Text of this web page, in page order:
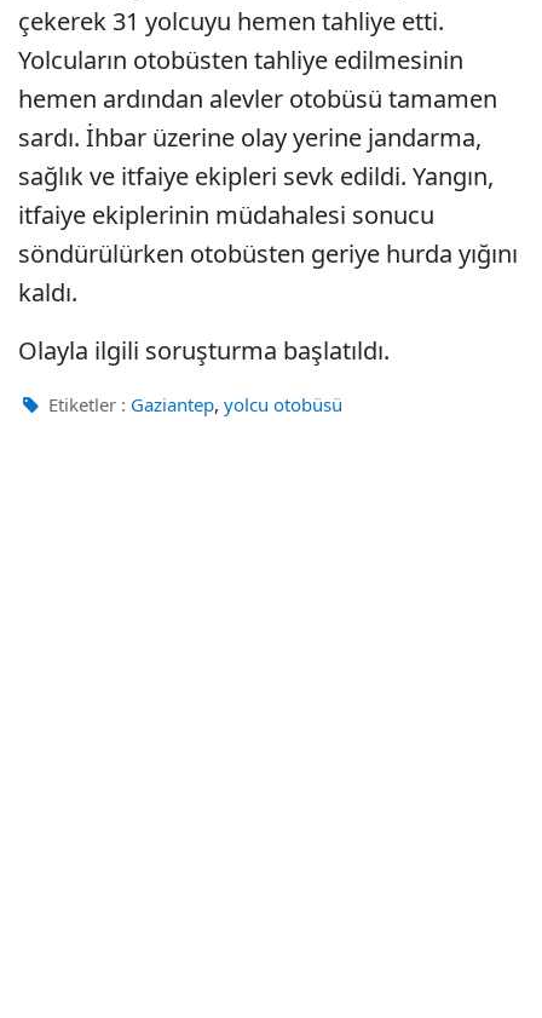
çekerek 31 yolcuyu hemen tahliye etti.
Yolcuların otobüsten tahliye edilmesinin
hemen ardından alevler otobüsü tamamen
sardı. İhbar üzerine olay yerine jandarma,
sağlık ve itfaiye ekipleri sevk edildi. Yangın,
itfaiye ekiplerinin müdahalesi sonucu
söndürülürken otobüsten geriye hurda yığını
kaldı.
Olayla ilgili soruşturma başlatıldı.
Etiketler : Gaziantep, yolcu otobüsü